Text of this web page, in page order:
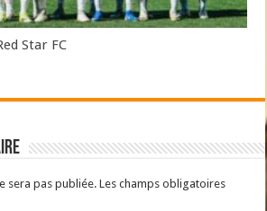
Star FC
sera pas publiée. Les champs obligatoires